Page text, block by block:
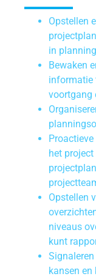
Opstellen
in
Bewaken
informatie
voortgang
het
Opstellen
niveaus
kunt
kansen en